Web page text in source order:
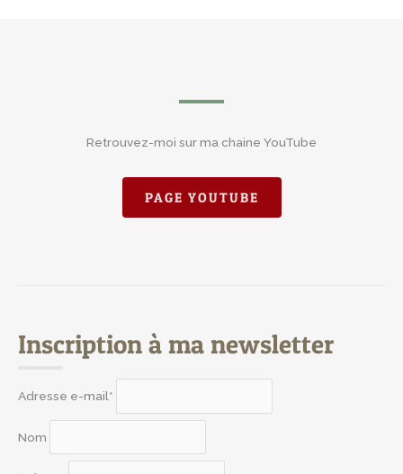
Retrouvez-moi sur ma chaine YouTube
PAGE YOUTUBE
Inscription à ma newsletter
Adresse e-mail*
Nom